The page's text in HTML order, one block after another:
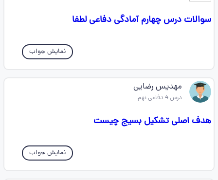
سوالات درس چهارم آمادگی دفاعی لطفا
نمایش جواب
مهدیس رضایی
درس 4 دفاعی نهم
هدف اصلی تشکیل بسیج چیست
نمایش جواب